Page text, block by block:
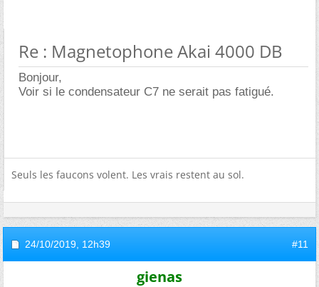
Re : Magnetophone Akai 4000 DB
Bonjour,
Voir si le condensateur C7 ne serait pas fatigué.
Seuls les faucons volent. Les vrais restent au sol.
24/10/2019, 12h39 #11
gienas